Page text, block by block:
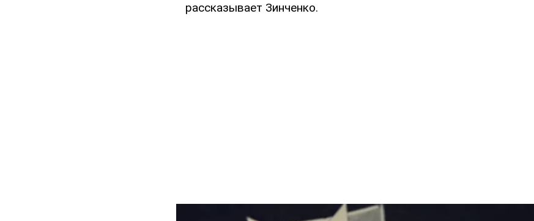
рассказывает Зинченко.